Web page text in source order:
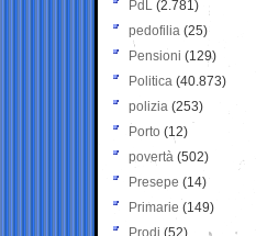
PdL (2.781)
pedofilia (25)
Pensioni (129)
Politica (40.873)
polizia (253)
Porto (12)
povertà (502)
Presepe (14)
Primarie (149)
Prodi (52)